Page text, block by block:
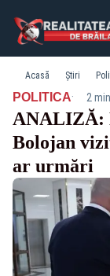
Acasă Știri
POLITICA· 2
ANALIZĂ:
Bolojan
ar urmări